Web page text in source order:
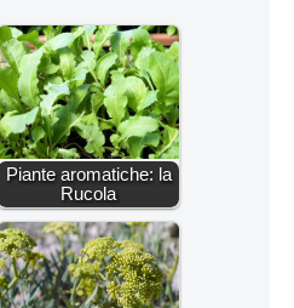
Piante aromatiche: la
Rucola